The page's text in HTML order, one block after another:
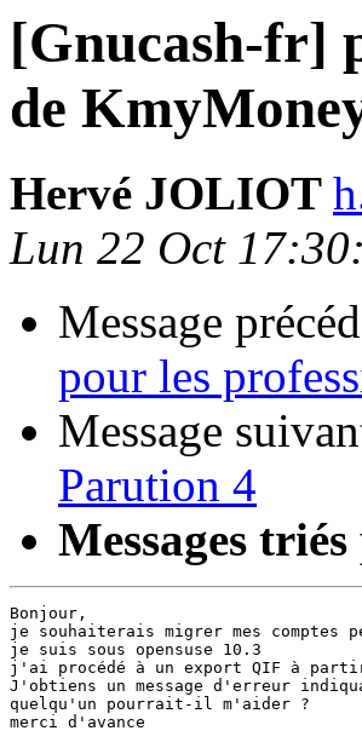
[Gnucash-fr]
de
Hervé JOLIOT
Lun 22 Oct
Message
pour les
Message
Parution 4
Messages
Bonjour,
je souhaiterais migrer mes comptes
je suis sous opensuse 10.3
j'ai procédé à un export QIF à partir
J'obtiens un message d'erreur
quelqu'un pourrait-il m'aider ?
merci d'avance